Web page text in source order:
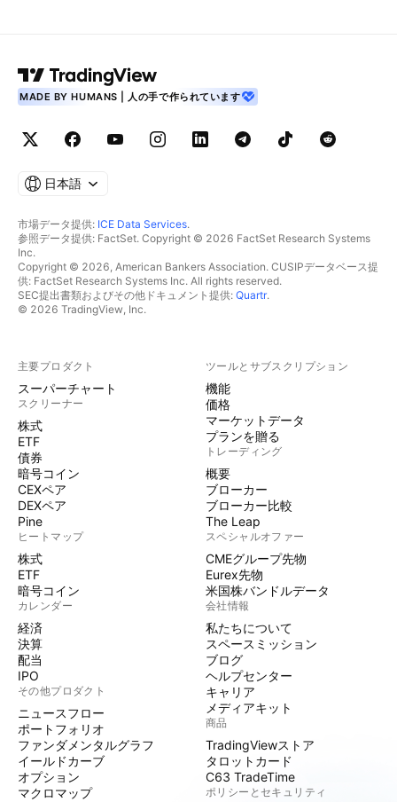
MADE BY HUMANS | 人の手で作られています
日本語
市場データ提供: ICE Data Services.
参照データ提供: FactSet. Copyright © 2026 FactSet Research Systems
Inc.
Copyright © 2026, American Bankers Association. CUSIPデータベース提
供: FactSet Research Systems Inc. All rights reserved.
SEC提出書類およびその他ドキュメント提供: Quartr.
© 2026 TradingView, Inc.
主要プロダクト
スーパーチャート
スクリーナー
株式
ETF
債券
暗号コイン
CEXペア
DEXペア
Pine
ヒートマップ
株式
ETF
暗号コイン
カレンダー
経済
決算
配当
IPO
その他プロダクト
ニュースフロー
ポートフォリオ
ファンダメンタルグラフ
イールドカーブ
オプション
マクロマップ
ツールとサブスクリプション
機能
価格
マーケットデータ
プランを贈る
トレーディング
概要
ブローカー
ブローカー比較
The Leap
スペシャルオファー
CMEグループ先物
Eurex先物
米国株バンドルデータ
会社情報
私たちについて
スペースミッション
ブログ
ヘルプセンター
キャリア
メディアキット
商品
TradingViewストア
タロットカード
C63 TradeTime
ポリシーとセキュリティ